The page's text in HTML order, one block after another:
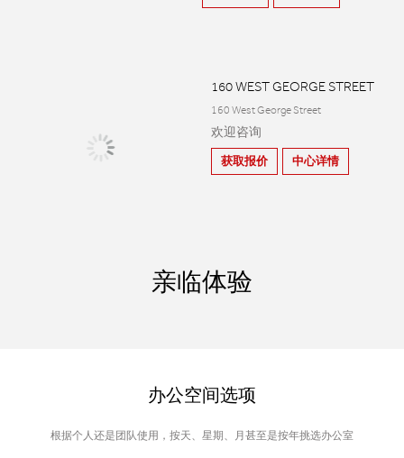
160 WEST GEORGE STREET
160 West George Street
欢迎咨询
获取报价 中心详情
亲临体验
办公空间选项
根据个人还是团队使用，按天、星期、月甚至是按年挑选办公室